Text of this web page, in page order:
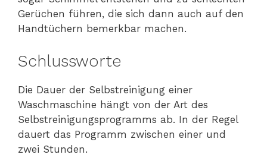
Gerüchen führen, die sich dann auch auf den
Handtüchern bemerkbar machen.
Schlussworte
Die Dauer der Selbstreinigung einer
Waschmaschine hängt von der Art des
Selbstreinigungsprogramms ab. In der Regel
dauert das Programm zwischen einer und
zwei Stunden.